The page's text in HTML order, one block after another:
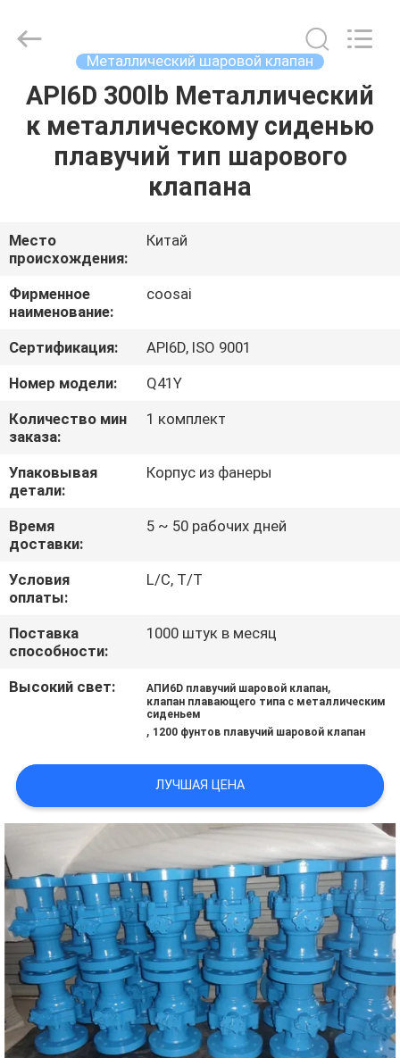
ДОМОЙ
ПРОДУКТЫ
НАС
ЭКСКУРСИЯ
ПО
ЗАВОДУ
КОНТРОЛЬ
КАЧЕСТВА
СВЯЖИТЕСЬ
С
НАМИ
ЗАПРОСИТЕ
КАРТА
САЙТА
PRIVACY
POLICY
group.
Металлический шаровой клапан
API6D 300lb Металлический
к металлическому сиденью
плавучий тип шарового
клапана
Место
происхождения:
Китай
Фирменное
наименование:
coosai
Сертификация:
API6D, ISO 9001
Номер модели:
Q41Y
Количество мин
заказа:
1 комплект
Упаковывая
детали:
Корпус из фанеры
Время
доставки:
5 ~ 50 рабочих дней
Условия
оплаты:
L/C, T/T
Поставка
способности:
1000 штук в месяц
Высокий свет: АПИ6D плавучий шаровой клапан,
клапан плавающего типа с металлическим
сиденьем
, 1200 фунтов плавучий шаровой клапан
ЛУЧШАЯ ЦЕНА